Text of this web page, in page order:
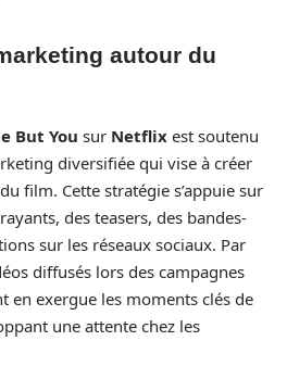
autour du
But You sur Netflix est soutenu
diversifiée qui vise à créer
film. Cette stratégie s’appuie sur
des teasers, des bandes-
sur les réseaux sociaux. Par
diffusés lors des campagnes
en exergue les moments clés de
une attente chez les